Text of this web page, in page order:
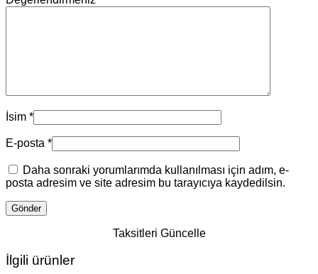
İsim *
E-posta *
Daha sonraki yorumlarımda kullanılması için adım, e-
posta adresim ve site adresim bu tarayıcıya kaydedilsin.
Taksitleri Güncelle
İlgili ürünler